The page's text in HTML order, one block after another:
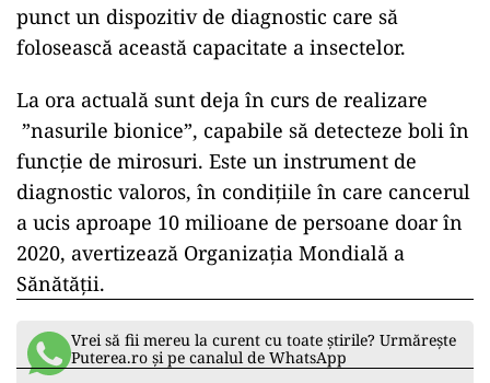
punct un dispozitiv de diagnostic care să
folosească această capacitate a insectelor.
La ora actuală sunt deja în curs de realizare
”nasurile bionice”, capabile să detecteze boli în
funcție de mirosuri. Este un instrument de
diagnostic valoros, în condițiile în care cancerul
a ucis aproape 10 milioane de persoane doar în
2020, avertizează Organizația Mondială a
Sănătății.
Vrei să fii mereu la curent cu toate știrile? Urmărește
Puterea.ro și pe canalul de WhatsApp